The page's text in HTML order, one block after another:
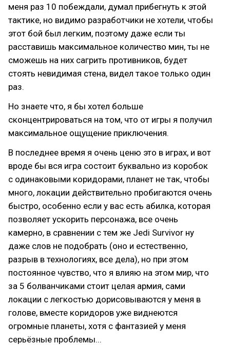
меня раз 10 побеждали, думал прибегнуть к этой
тактике, но видимо разработчики не хотели, чтобы
этот бой был легким, поэтому даже если ты
расставишь максимальное количество мин, ты не
сможешь на них сагрить противников, будет
стоять невидимая стена, видел такое только один
раз.
Но знаете что, я бы хотел больше
сконцентрироваться на том, что от игры я получил
максимальное ощущение приключения.
В последнее время я очень ценю это в играх, и вот
вроде бы вся игра состоит буквально из коробок
с одинаковыми коридорами, планет не так, чтобы
много, локации действительно пробигаются очень
быстро, особенно если у вас есть абилка, которая
позволяет ускорить персонажа, все очень
камерно, в сравнении с тем же Jedi Survivor ну
даже слов не подобрать (оно и естественно,
разрыв в технологиях, все дела), но при этом
постоянное чувство, что я влияю на этом мир, что
за 5 болванчиками стоит целая армия, сами
локации с легкостью дорисовываются у меня в
голове, вместе коридоров уже виднеются
огромные планеты, хотя с фантазией у меня
серьёзные проблемы...